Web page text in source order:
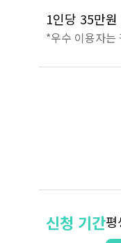
1인당 35만
*우수 이용자는
신청 기간